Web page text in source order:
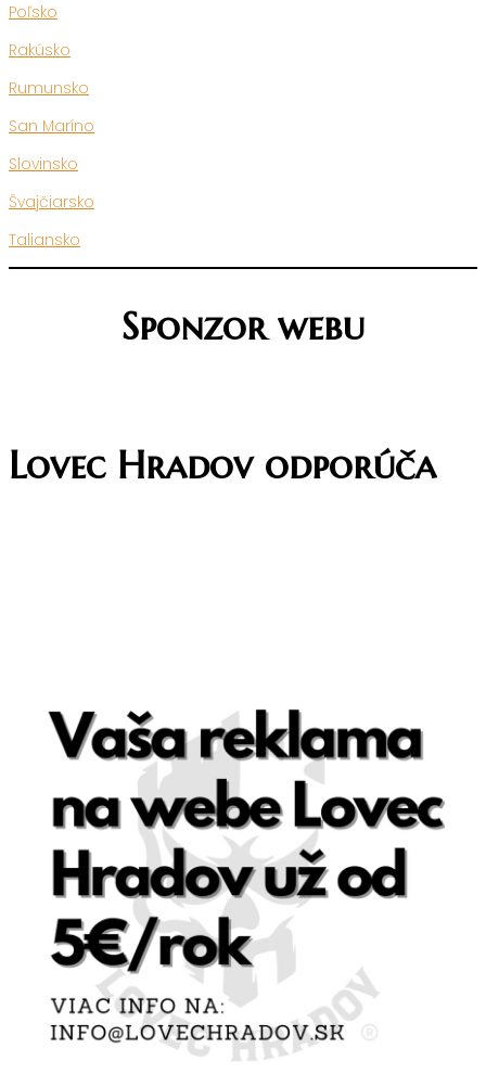
Poľsko
Rakúsko
Rumunsko
San Maríno
Slovinsko
Švajčiarsko
Taliansko
Sponzor webu
Lovec Hradov odporúča